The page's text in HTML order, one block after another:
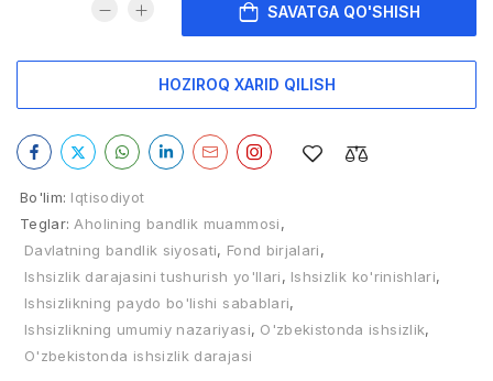
SAVATGA QO'SHISH
HOZIROQ XARID QILISH
Bo'lim: Iqtisodiyot
Teglar: Aholining bandlik muammosi,
Davlatning bandlik siyosati, Fond birjalari,
Ishsizlik darajasini tushurish yo'llari, Ishsizlik ko'rinishlari,
Ishsizlikning paydo bo'lishi sabablari,
Ishsizlikning umumiy nazariyasi, O'zbekistonda ishsizlik,
O'zbekistonda ishsizlik darajasi